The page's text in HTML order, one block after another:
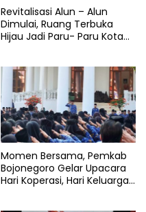
Revitalisasi Alun – Alun
Dimulai, Ruang Terbuka
Hijau Jadi Paru- Paru Kota
Momen Bersama, Pemkab
Bojonegoro Gelar Upacara
Hari Koperasi, Hari Keluarga